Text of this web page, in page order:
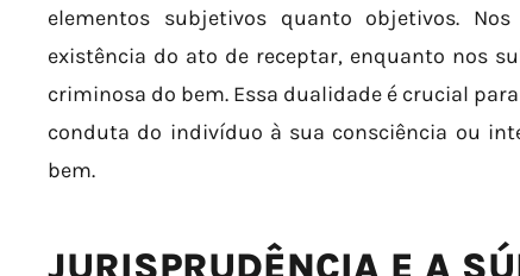
elementos subjetivos quanto objetivos.
existência do ato de receptar, enquanto nos
criminosa do bem. Essa dualidade é crucial
conduta do indivíduo à sua consciência ou
bem.
JURISPRUDÊNCIA E A